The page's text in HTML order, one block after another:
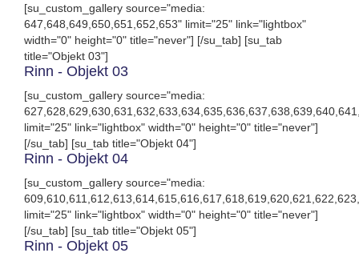
[su_custom_gallery source="media:
647,648,649,650,651,652,653" limit="25" link="lightbox"
width="0" height="0" title="never"] [/su_tab] [su_tab
title="Objekt 03"]
Rinn - Objekt 03
[su_custom_gallery source="media:
limit="25" link="lightbox" width="0" height="0" title="never"]
[/su_tab] [su_tab title="Objekt 04"]
Rinn - Objekt 04
[su_custom_gallery source="media:
limit="25" link="lightbox" width="0" height="0" title="never"]
[/su_tab] [su_tab title="Objekt 05"]
Rinn - Objekt 05